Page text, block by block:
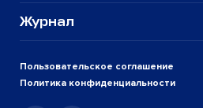
Пользовательское соглашение
Политика конфиденциальности
Журнал